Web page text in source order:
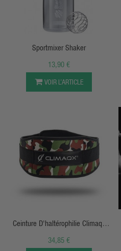
APERÇU RAPIDE
Sportmixer Shaker
13,90 €
VOIR L’ARTICLE
Ceinture D'haltérophilie Climaqx
GAMECHANGER [Édition 2023]
34,85 €